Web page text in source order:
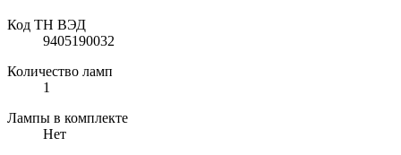
Код ТН ВЭД
9405190032
Количество ламп
1
Лампы в комплекте
Нет